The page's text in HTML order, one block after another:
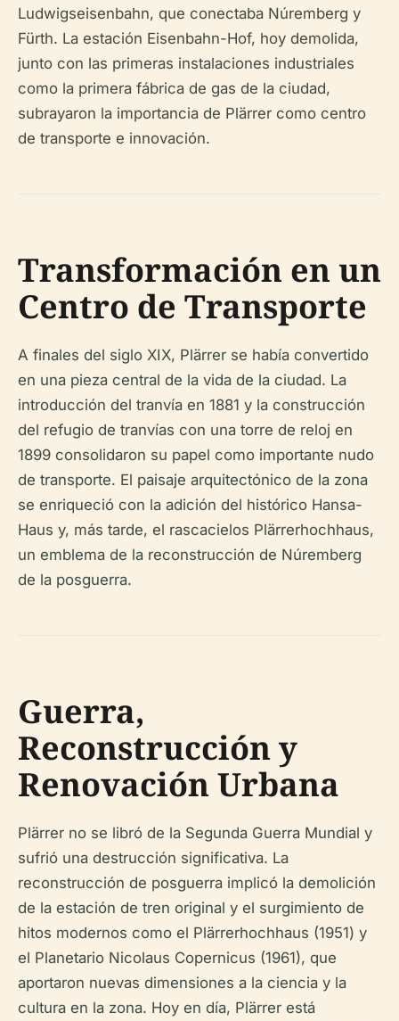
Ludwigseisenbahn, que conectaba Núremberg y
Fürth. La estación Eisenbahn-Hof, hoy demolida,
junto con las primeras instalaciones industriales
como la primera fábrica de gas de la ciudad,
subrayaron la importancia de Plärrer como centro
de transporte e innovación.
Transformación en un
Centro de Transporte
A finales del siglo XIX, Plärrer se había convertido
en una pieza central de la vida de la ciudad. La
introducción del tranvía en 1881 y la construcción
del refugio de tranvías con una torre de reloj en
1899 consolidaron su papel como importante nudo
de transporte. El paisaje arquitectónico de la zona
se enriqueció con la adición del histórico Hansa-
Haus y, más tarde, el rascacielos Plärrerhochhaus,
un emblema de la reconstrucción de Núremberg
de la posguerra.
Guerra,
Reconstrucción y
Renovación Urbana
Plärrer no se libró de la Segunda Guerra Mundial y
sufrió una destrucción significativa. La
reconstrucción de posguerra implicó la demolición
de la estación de tren original y el surgimiento de
hitos modernos como el Plärrerhochhaus (1951) y
el Planetario Nicolaus Copernicus (1961), que
aportaron nuevas dimensiones a la ciencia y la
cultura en la zona. Hoy en día, Plärrer está